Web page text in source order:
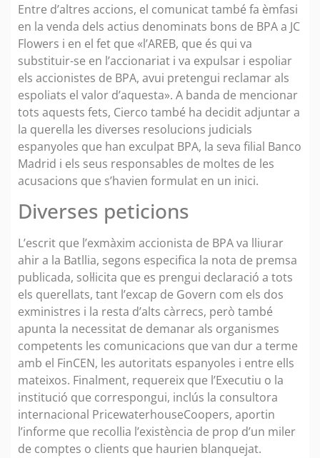
Entre d’altres accions, el comunicat també fa èmfasi
en la venda dels actius denominats bons de BPA a JC
Flowers i en el fet que «l’AREB, que és qui va
substituir-se en l’accionariat i va expulsar i espoliar
els accionistes de BPA, avui pretengui reclamar als
espoliats el valor d’aquesta». A banda de mencionar
tots aquests fets, Cierco també ha decidit adjuntar a
la querella les diverses resolucions judicials
espanyoles que han exculpat BPA, la seva filial Banco
Madrid i els seus responsables de moltes de les
acusacions que s’havien formulat en un inici.
Diverses peticions
L’escrit que l’exmàxim accionista de BPA va lliurar
ahir a la Batllia, segons especifica la nota de premsa
publicada, sol·licita que es prengui declaració a tots
els querellats, tant l’excap de Govern com els dos
exministres i la resta d’alts càrrecs, però també
apunta la necessitat de demanar als organismes
competents les comunicacions que van dur a terme
amb el FinCEN, les autoritats espanyoles i entre ells
mateixos. Finalment, requereix que l’Executiu o la
institució que correspongui, inclús la consultora
internacional PricewaterhouseCoopers, aportin
l’informe que recollia l’existència de prop d’un miler
de comptes o clients que haurien blanquejat.